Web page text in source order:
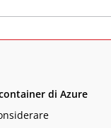
di Azure